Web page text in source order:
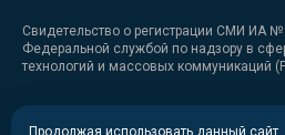
Свидетельство о регистрации СМИ ИА
Федеральной службой по надзору в
технологий и массовых коммуникаций
Медиакит
Продолжая использовать данный